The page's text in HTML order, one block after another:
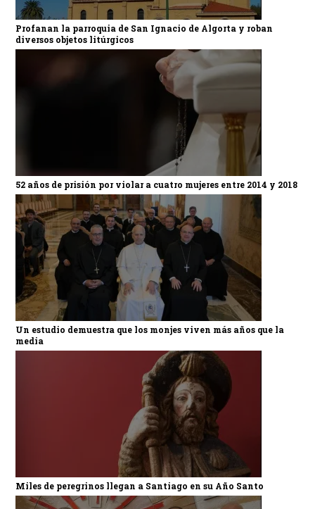
Profanan la parroquia de San Ignacio de Algorta y roban
diversos objetos litúrgicos
52 años de prisión por violar a cuatro mujeres entre 2014 y 2018
Un estudio demuestra que los monjes viven más años que la
media
Miles de peregrinos llegan a Santiago en su Año Santo